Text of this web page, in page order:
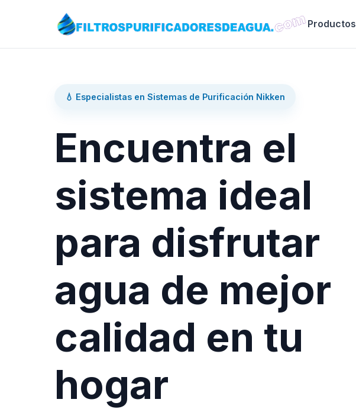
Productos
💧 Especialistas en Sistemas de Purificación Nikken
Encuentra el
sistema ideal
para disfrutar
agua de mejor
calidad en tu
hogar